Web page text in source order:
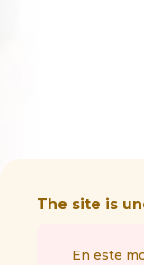
The site is
En este